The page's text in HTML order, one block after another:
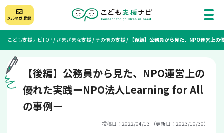
こども支援ナビTOP/ さまざまな支援/その他の支援/ 【後編】公務員から見た、NPO運営上
【後編】公務員から見た、NPO運営上の
優れた実践ーNPO法人Learning for All
の事例ー
投稿日：2022/04/13 （更新日：2023/10/30）